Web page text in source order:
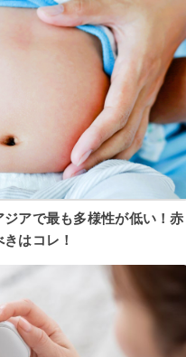
アで最も多様性が低い！赤
はコレ！